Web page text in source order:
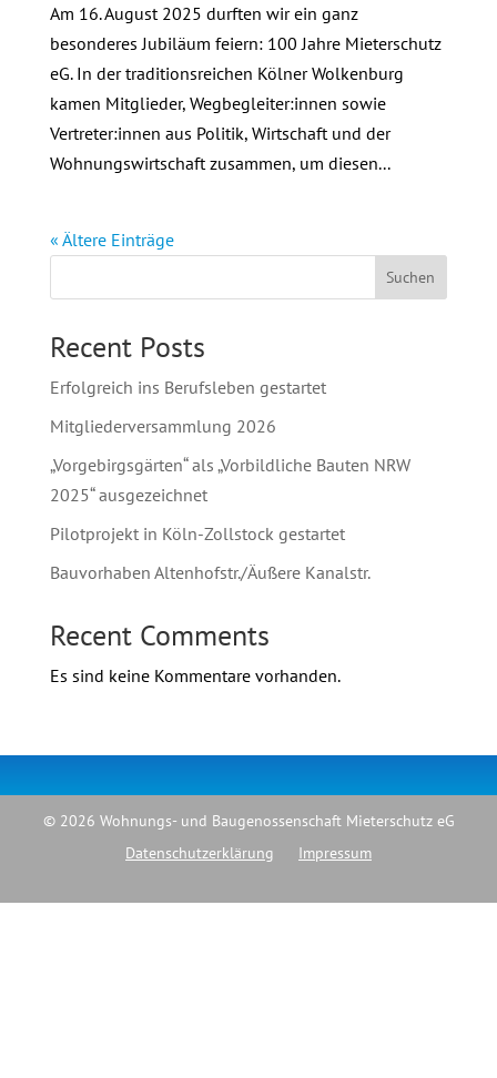
Am 16. August 2025 durften wir ein ganz
besonderes Jubiläum feiern: 100 Jahre Mieterschutz
eG. In der traditionsreichen Kölner Wolkenburg
kamen Mitglieder, Wegbegleiter:innen sowie
Vertreter:innen aus Politik, Wirtschaft und der
Wohnungswirtschaft zusammen, um diesen...
« Ältere Einträge
Suchen
Recent Posts
Erfolgreich ins Berufsleben gestartet
Mitgliederversammlung 2026
„Vorgebirgsgärten“ als „Vorbildliche Bauten NRW
2025“ ausgezeichnet
Pilotprojekt in Köln-Zollstock gestartet
Bauvorhaben Altenhofstr./Äußere Kanalstr.
Recent Comments
Es sind keine Kommentare vorhanden.
© 2026 Wohnungs- und Baugenossenschaft Mieterschutz eG
Datenschutzerklärung
Impressum